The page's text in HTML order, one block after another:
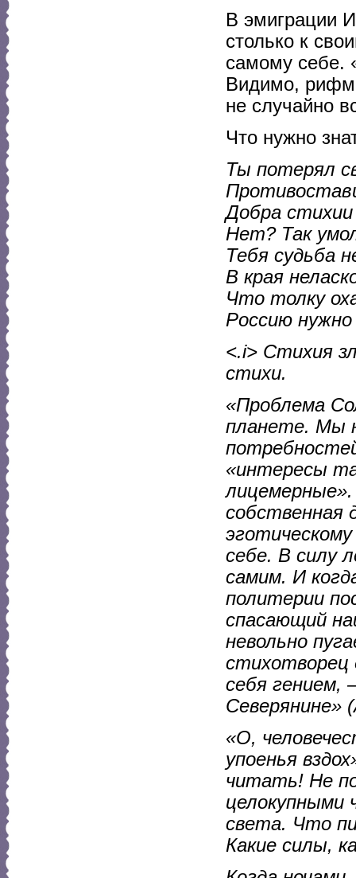
В эмиграции
столько к
самому себе.
Видимо,
не случайно
Что нужно
Ты потерял
Добра стихии
Нет? Так
Тебя судьба
В края
Что толку
Россию
<.i> Стихия
стихи.
«Проблема
планете. Мы
«интересы
собственная
себе. В силу
самим. И
политерии
спасающий
невольно
стихотворец
себя гением,
Северянине»
«О,
упоенья
читать! Не
целокупными
света. Что
Какие силы,